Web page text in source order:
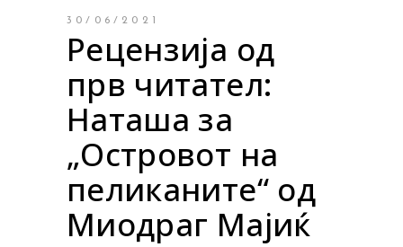
30/06/2021
Рецензија од
прв читател:
Наташа за
„Островот на
пеликаните“ од
Миодраг Мајиќ